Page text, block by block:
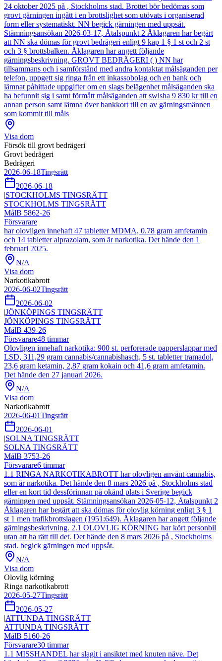
24 oktober 2025 på , Stockholms stad. Brottet bör bedömas som
grovt gärningen ingått i en brottslighet som utövats i organiserad
form eller systematiskt. NN begick gärningen med uppsåt.
Stämningsansökan 2026-03-17, Åtalspunkt 2 Åklagaren har begärt
att NN ska dömas för grovt bedrägeri enligt 9 kap 1 § 1 st och 2 st
och 3 § brottsbalken. Åklagaren har angett följande
gärningsbeskrivning. GROVT BEDRÄGERI ( ) NN har
tillsammans och i samförstånd med andra kontaktat målsäganden per
telefon, uppgett sig ringa från ett inkassobolag och en bank och
lämnat påhittade uppgifter om en slags belägenhet målsäganden ska
ha befunnit sig i samt förmått målsäganden att swisha 9 830 kr till en
annan person samt lämna över bankkort till en av gärningsmännen
som kommit till måls
Visa dom
Försök till grovt bedrägeri
Grovt bedrägeri
Bedrägeri
2026-06-18Tingsrätt
2026-06-18
|STOCKHOLMS TINGSRÄTT
STOCKHOLMS TINGSRÄTT
MålB 5862-26
Försvarare
har olovligen innehaft 47 tabletter MDMA, 0.78 gram amfetamin
och 14 tabletter alprazolam, som är narkotika. Det hände den 1
februari 2025.
N/A
Visa dom
Narkotikabrott
2026-06-02Tingsrätt
2026-06-02
|JÖNKÖPINGS TINGSRÄTT
JÖNKÖPINGS TINGSRÄTT
MålB 439-26
Försvarare48 timmar
Olovligen innehaft narkotika: 900 st. perforerade papperslappar med
LSD, 311,29 gram cannabis/cannabishasch, 5 st. tabletter tramadol,
23,6 gram ketamin, 2,87 gram kokain och 41,6 gram amfetamin.
Det hände den 27 januari 2026.
N/A
Visa dom
Narkotikabrott
2026-06-01Tingsrätt
2026-06-01
|SOLNA TINGSRÄTT
SOLNA TINGSRÄTT
MålB 3753-26
Försvarare6 timmar
1.1 RINGA NARKOTIKABROTT har olovligen använt cannabis,
som är narkotika. Det hände den 8 mars 2026 på , Stockholms stad
eller en kort tid dessförinnan på okänd plats i Sverige begick
gärningen med uppsåt. Stämningsansökan 2026-05-12, Åtalspunkt 2
Åklagaren har begärt att ska dömas för olovlig körning enligt 3 § 1
st 1 men trafikbrottslagen (1951:649). Åklagaren har angett följande
gärningsbeskrivning. 2.1 OLOVLIG KÖRNING har kört personbil
utan att ha rätt till det. Det hände den 8 mars 2026 på , Stockholms
stad. begick gärningen med uppsåt.
N/A
Visa dom
Olovlig körning
Ringa narkotikabrott
2026-05-27Tingsrätt
2026-05-27
|ATTUNDA TINGSRÄTT
ATTUNDA TINGSRÄTT
MålB 5160-26
Försvarare30 timmar
1.1 MISSHANDEL har slagit i ansiktet med knuten näve. Det